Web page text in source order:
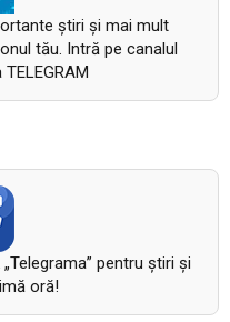
știri și mai mult
tău. Intră pe canalul
pentru ştiri şi
oră!